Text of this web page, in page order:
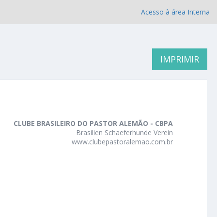
Acesso à área Interna
IMPRIMIR
CLUBE BRASILEIRO DO PASTOR ALEMÃO - CBPA
Brasilien Schaeferhunde Verein
www.clubepastoralemao.com.br